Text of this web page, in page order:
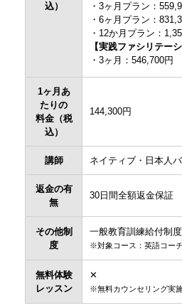
込）
・3ヶ月プラン：
・6ヶ月プラン：
・12か月プラン：
【実践ファシリテー
・3ヶ月：546,700円
1ヶ月あ
たりの
料金（税
込）
144,300円
講師 ネイティブ・日本人
返金の有
無
30日間全額返金保証
その他制
度
一般教育訓練給付制度
※対象コース：英語コー
無料体験
レッスン
✕
※無料カウンセリング実